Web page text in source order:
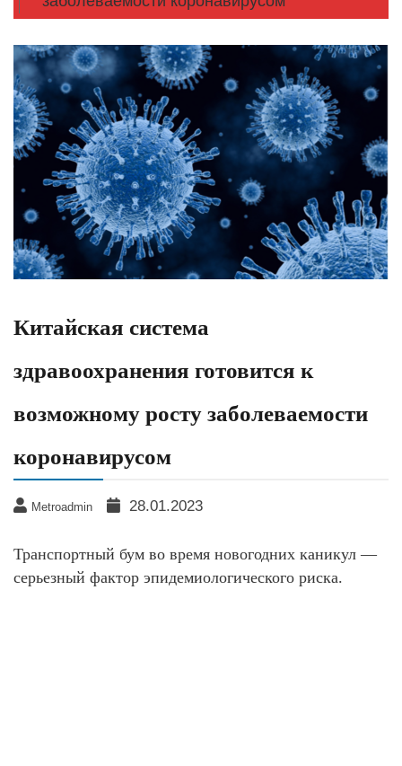
Китайская система
здравоохранения готовится к
возможному росту заболеваемости
коронавирусом
Metroadmin 28.01.2023
Транспортный бум во время новогодних каникул —
серьезный фактор эпидемиологического риска.